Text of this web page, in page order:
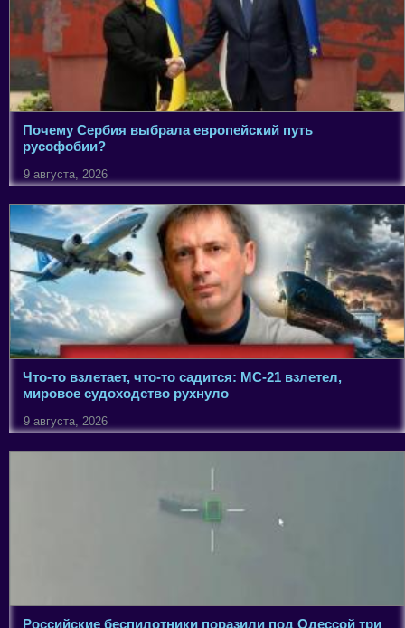
Почему Сербия выбрала европейский путь
русофобии?
9 августа, 2026
Что-то взлетает, что-то садится: МС-21 взлетел,
мировое судоходство рухнуло
9 августа, 2026
Российские беспилотники поразили под Одессой три